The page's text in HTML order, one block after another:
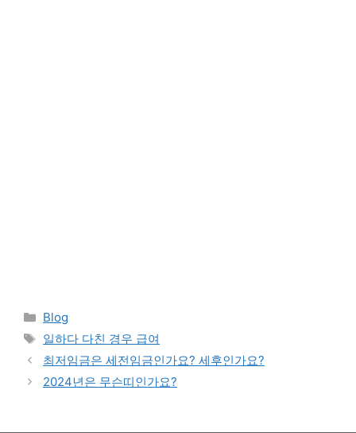
Categories
Blog
Tags
일하다 다친 경우 급여
최저임금은 세전임금인가요? 세후인가요?
2024년은 무슨띠인가요?